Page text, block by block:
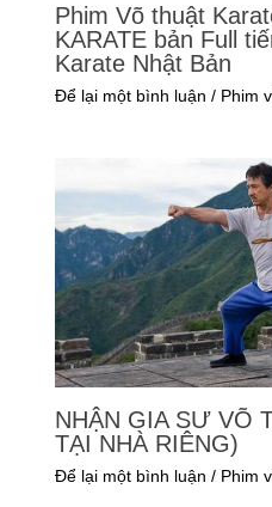
Phim Võ thuật
KARATE bản Full
Karate Nhật Bản
Để lại một bình luận / Phim
NHẬN GIA SƯ VÕ
TẠI NHÀ RIÊNG)
Để lại một bình luận / Phim